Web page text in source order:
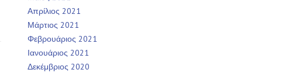
Απρίλιος 2021
Μάρτιος 2021
Φεβρουάριος 2021
Ιανουάριος 2021
Δεκέμβριος 2020